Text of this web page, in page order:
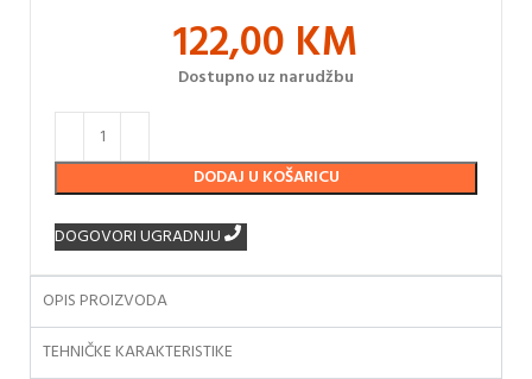
122,00 KM
Dostupno uz narudžbu
DODAJ U KOŠARICU
DOGOVORI UGRADNJU
OPIS PROIZVODA
TEHNIČKE KARAKTERISTIKE